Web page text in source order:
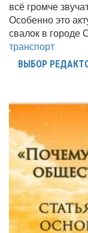
всё громче
Особенно это
свалок в городе
транспорт
ВЫБОР